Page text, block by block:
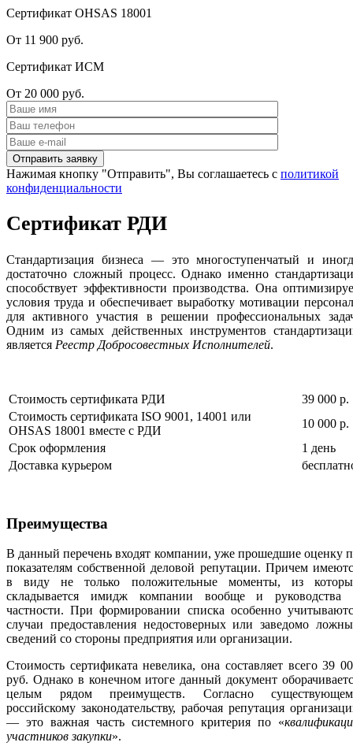
Сертификат OHSAS 18001
От 11 900 руб.
Сертификат ИСМ
От 20 000 руб.
Нажимая кнопку "Отправить", Вы соглашаетесь с политикой
конфиденциальности
Сертификат РДИ
Стандартизация бизнеса — это многоступенчатый и
достаточно сложный процесс. Однако именно
способствует эффективности производства. Она
условия труда и обеспечивает выработку мотивации
для активного участия в решении профессиональных
Одним из самых действенных инструментов
является Реестр Добросовестных Исполнителей.
Стоимость сертификата РДИ
39 000 р.
Стоимость сертификата ISO 9001, 14001 или
OHSAS 18001 вместе с РДИ
10 000 р.
Срок оформления
1 день
Доставка курьером
Преимущества
В данный перечень входят компании, уже прошедшие оценку
показателям собственной деловой репутации. Причем
в виду не только положительные моменты, из
складывается имидж компании вообще и руководства
частности. При формировании списка особенно
случаи предоставления недостоверных или заведомо
сведений со стороны предприятия или организации.
Стоимость сертификата невелика, она составляет всего 39
руб. Однако в конечном итоге данный документ
целым рядом преимуществ. Согласно
российскому законодательству, рабочая репутация
— это важная часть системного критерия по «
участников закупки».